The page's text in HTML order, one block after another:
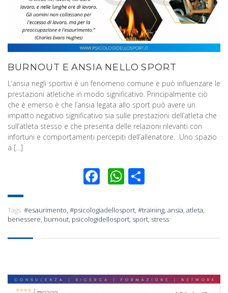
BURNOUT E ANSIA NELLO SPORT
L’ansia negli sportivi è un fenomeno comune e può influenzare le
prestazioni atletiche in modo significativo. Principalmente ciò
che è emerso è che l’ansia legata allo sport può avere un
impatto negativo significativo sia sulle prestazioni dell’atleta che
sull’atleta stesso e che presenta delle relazioni rilevanti con
infortuni e comportamenti percepiti dell’allenatore. Uno spazio
a […]
Facebook
WhatsApp
Tags: #esaurimento #psicologiadellosport #training ansia atleta
benessere burnout psicologidellosport sport stress